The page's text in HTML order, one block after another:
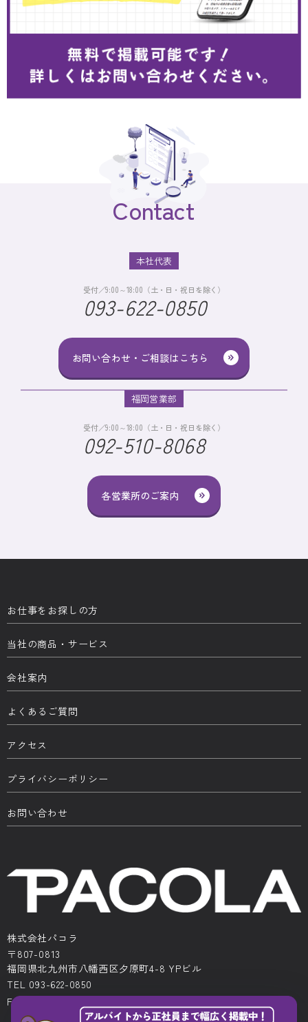
Contact
お問い合わせ・ご相談はこちら
本社代表
受付／9:00～18:00（土・日・祝日を除く）
093-622-0850
各営業所のご案内
福岡営業部
受付／9:00～18:00（土・日・祝日を除く）
092-510-8068
株式会社パコラ
〒807-0813
福岡県北九州市八幡西区夕原町4-8 YPビル
TEL 093-622-0850
FAX 093-622-0522
お仕事をお探しの方
当社の商品・サービス
会社案内
よくあるご質問
アクセス
プライバシーポリシー
お問い合わせ